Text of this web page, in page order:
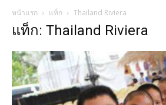
หน้าแรก แท็ก Thailand Riviera
แท็ก: Thailand Riviera